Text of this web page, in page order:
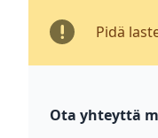
Pidä
Ota yhteyttä